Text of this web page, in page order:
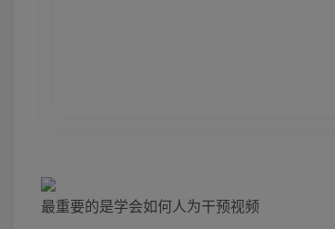
最重要的是学会如何人为干预视频